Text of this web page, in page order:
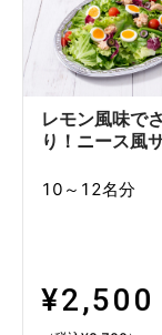
レモン風味で
り！ニース風
10～12名分
¥2,500